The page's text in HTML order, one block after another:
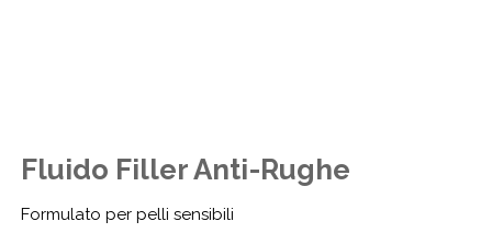
Fluido Filler Anti-Rughe
Formulato per pelli sensibili